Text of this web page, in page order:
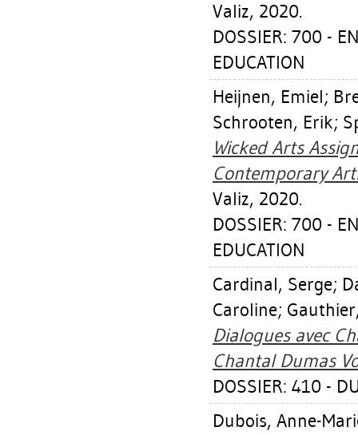
Valiz, 2020.
DOSSIER: 700 -
EDUCATION
Heijnen, Emiel;
Schrooten, Erik;
Wicked Arts
Contemporary
Valiz, 2020.
DOSSIER: 700 -
EDUCATION
Cardinal, Serge;
Caroline;
Dialogues avec
Chantal Dumas
DOSSIER: 410 -
Dubois, Anne-